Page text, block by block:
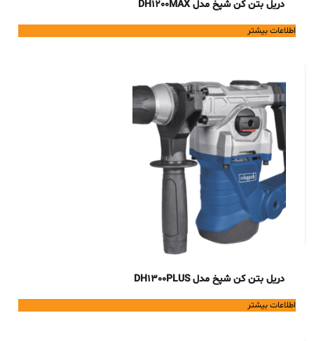
دریل بتن کن شپخ مدل DH1200MAX
اطلاعات بیشتر
دریل بتن کن شپخ مدل DH1300PLUS
اطلاعات بیشتر